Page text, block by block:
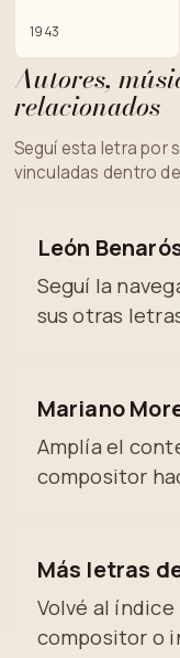
1943
Autores,
relacionados
Seguí esta letra por
vinculadas dentro
León
Seguí la
sus otras
Mariano
Amplía el
compositor
Más letras
Volvé al
compositor o